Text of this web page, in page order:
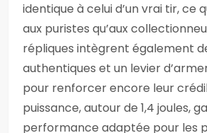
identique à celui d’un vrai tir, ce
aux puristes qu’aux
répliques intègrent également
authentiques et un levier
pour renforcer encore leur
puissance, autour de 1,4 joules,
performance adaptée pour les